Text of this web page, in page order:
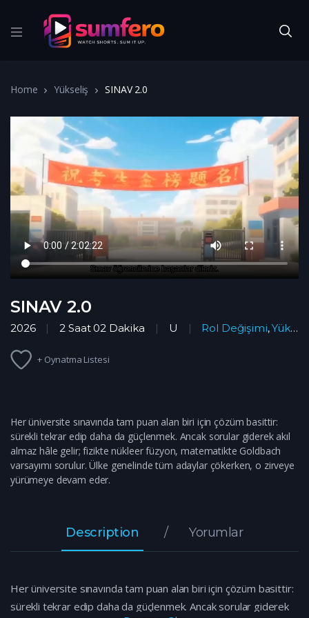
Home Yükseliş SINAV 2.0
SINAV 2.0
2026 2 Saat 02 Dakika U Rol Değişimi,Yükseliş
+ Oynatma Listesi
Her üniversite sınavında tam puan alan biri için çözüm basittir:
sürekli tekrar edip daha da güçlenmek. Ancak sorular giderek akıl
almaz hâle gelir; fizikte nükleer füzyon, matematikte Goldbach
varsayımı sorulur. Ülke genelinde tüm adaylar çökerken, o zirveye
yürümeye devam eder.
Description Yorumlar
Her üniversite sınavında tam puan alan biri için çözüm basittir:
sürekli tekrar edip daha da güçlenmek. Ancak sorular giderek